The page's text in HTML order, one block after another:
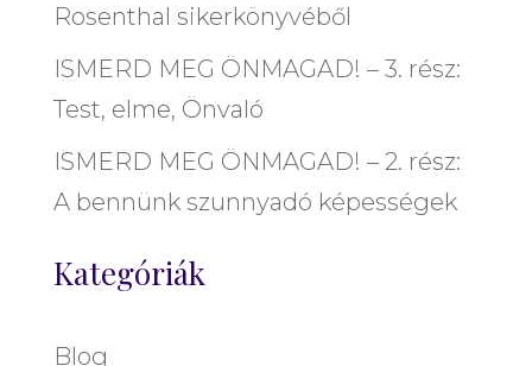
Rosenthal sikerkönyvéből
ISMERD MEG ÖNMAGAD! – 3. rész:
Test, elme, Önvaló
ISMERD MEG ÖNMAGAD! – 2. rész:
A bennünk szunnyadó képességek
Kategóriák
Blog